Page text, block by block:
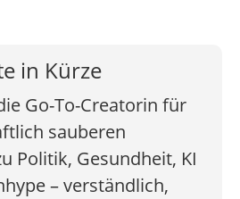
in Kürze
Go-To-Creatorin für
sauberen
Politik, Gesundheit, KI
– verständlich,